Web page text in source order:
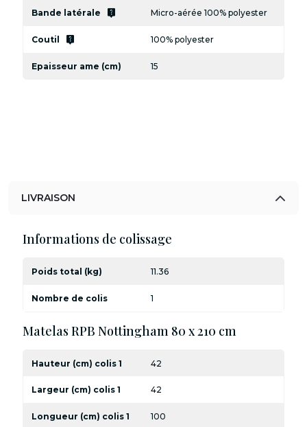
Bande latérale live_help Micro-aérée 100% polyester
Coutil live_help 100% polyester
Epaisseur ame (cm) 15
LIVRAISON
Informations de colissage
Poids total (kg) 11.36
Nombre de colis 1
Matelas RPB Nottingham 80 x 210 cm
Hauteur (cm) colis 1 42
Largeur (cm) colis 1 42
Longueur (cm) colis 1 100